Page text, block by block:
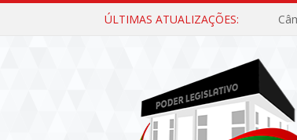
ÚLTIMAS ATUALIZAÇÕES: